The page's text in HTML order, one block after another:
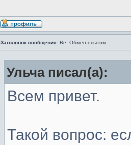
Заголовок сообщения: Re: Обмен опытом.
Ульча писал(а):
Всем привет.
Такой вопрос: